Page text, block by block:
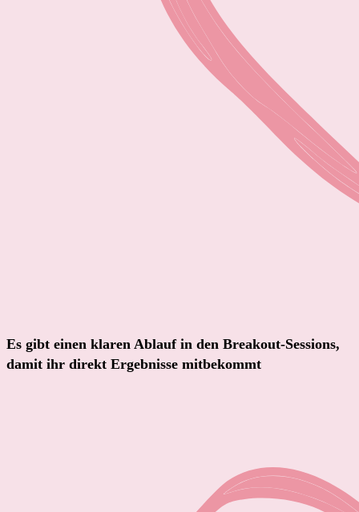
Es gibt einen klaren Ablauf in den Breakout-Sessions,
damit ihr direkt Ergebnisse mitbekommt